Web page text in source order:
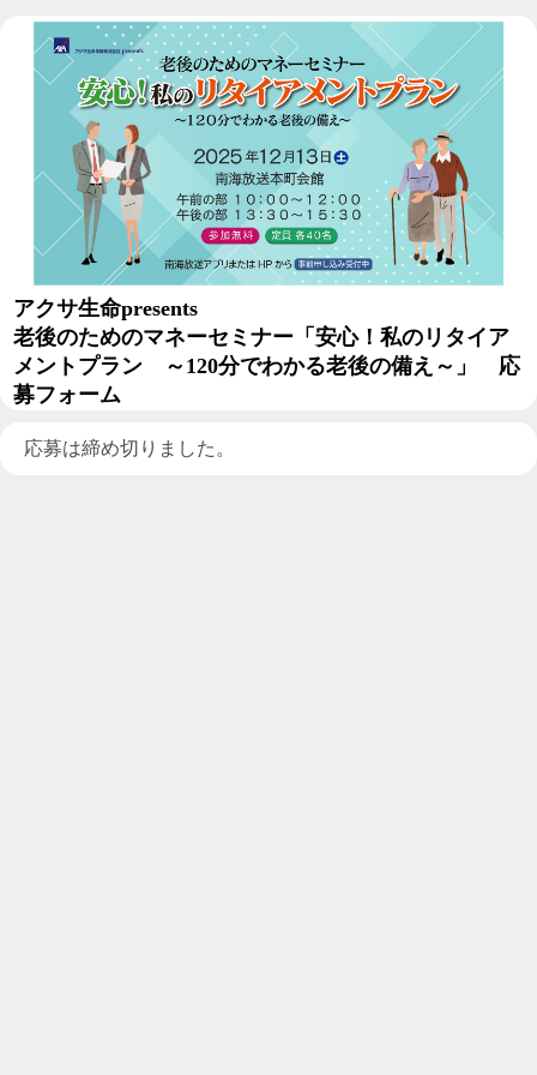
アクサ生命presents
老後のためのマネーセミナー「安心！私のリタイア
メントプラン ～120分でわかる老後の備え～」 応
募フォーム
応募は締め切りました。